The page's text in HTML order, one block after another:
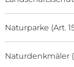
Naturparke (Art.
Naturdenkmäler